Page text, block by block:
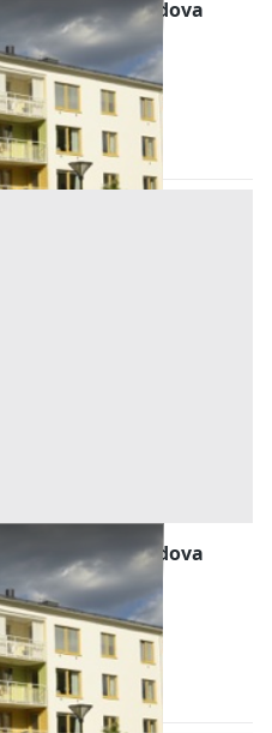
all'asta a Padova
all'asta a Padova